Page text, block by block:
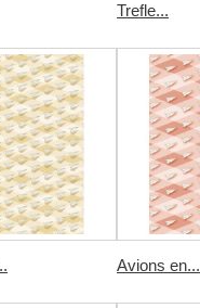
Trefle...
Avions en...